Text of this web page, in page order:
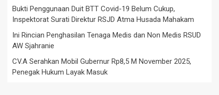
Bukti Penggunaan Duit BTT Covid-19 Belum Cukup,
Inspektorat Surati Direktur RSJD Atma Husada Mahakam
Ini Rincian Penghasilan Tenaga Medis dan Non Medis RSUD
AW Sjahranie
CV.A Serahkan Mobil Gubernur Rp8,5 M November 2025,
Penegak Hukum Layak Masuk